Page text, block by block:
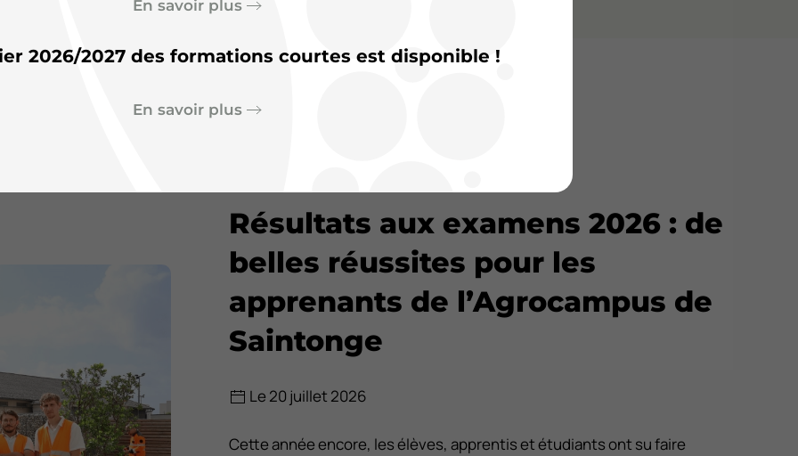
del’Agrocampus
Résultats aux examens 2026 : de
belles réussites pour les
apprenants de l’Agrocampus de
Saintonge
Le 20 juillet 2026
Cette année encore, les élèves, apprentis et étudiants ont su faire
En savoir plus
2026/2027 des formations courtes est disponible !
En savoir plus